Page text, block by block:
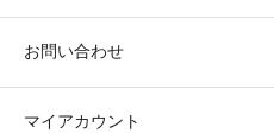
お問い合わせ
マイアカウント